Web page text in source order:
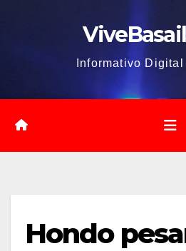
Informativo Digital
Hondo